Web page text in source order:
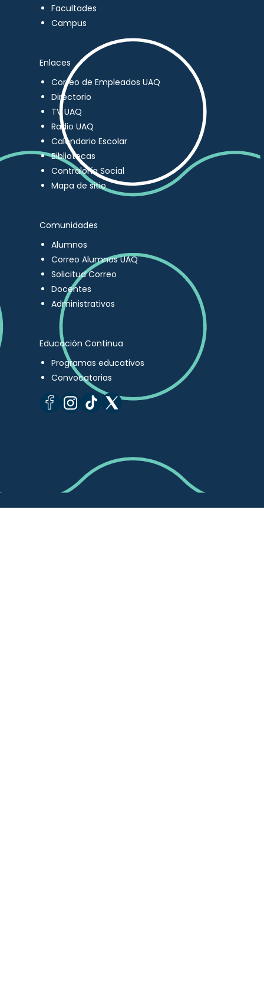
Facultades
Campus
Enlaces
Correo de Empleados UAQ
Directorio
TV UAQ
Radio UAQ
Calendario Escolar
Bibliotecas
Contraloría Social
Mapa de sitio
Comunidades
Alumnos
Correo Alumnos UAQ
Solicitud Correo
Docentes
Administrativos
Educación Continua
Programas educativos
Convocatorias